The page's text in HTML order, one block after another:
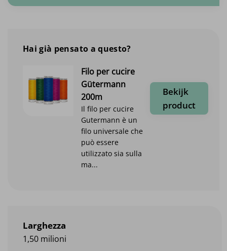
Larghezza
1,50 milioni
Hai già pensato a questo?
Filo per cucire
Gütermann
200m
Il filo per cucire
Gutermann è un
filo universale che
può essere
utilizzato sia sulla
ma...
Bekijk
product